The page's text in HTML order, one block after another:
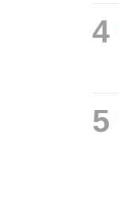
4
5